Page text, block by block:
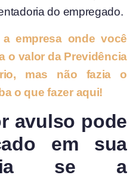
do empregado.
empresa onde você
o valor da Previdência
mas não fazia o
o que fazer aqui!
avulso pode
em sua
se a